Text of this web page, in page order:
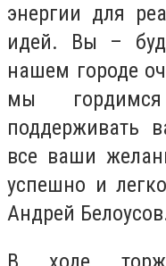
энергии для
идей. Вы –
нашем городе
мы
поддерживать
все ваши
успешно и
Андрей